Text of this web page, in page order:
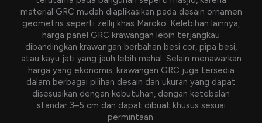
material GRC mudah diaplikasikan pada desain ornamen
geometris seperti zellij khas Maroko. Kelebihan lainnya,
harga panel GRC krawangan lebih terjangkau
dibandingkan krawangan berbahan besi cor, pipa besi,
atau kayu jati yang jauh lebih mahal. Selain menawarkan
harga yang ekonomis, krawangan GRC juga tersedia
dalam berbagai pilihan desain dan ukuran yang dapat
disesuaikan dengan kebutuhan, dengan ketebalan
standar 3–5 cm dan dapat dibuat khusus sesuai
permintaan.